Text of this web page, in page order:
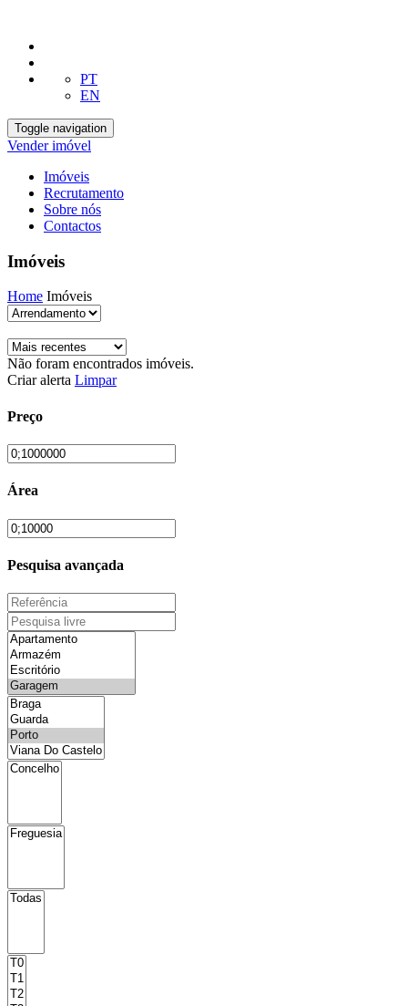
PT
EN
Toggle navigation
Vender imóvel
Imóveis
Recrutamento
Sobre nós
Contactos
Imóveis
Home Imóveis
Não foram encontrados imóveis.
Criar alerta Limpar
Preço
Área
Pesquisa avançada